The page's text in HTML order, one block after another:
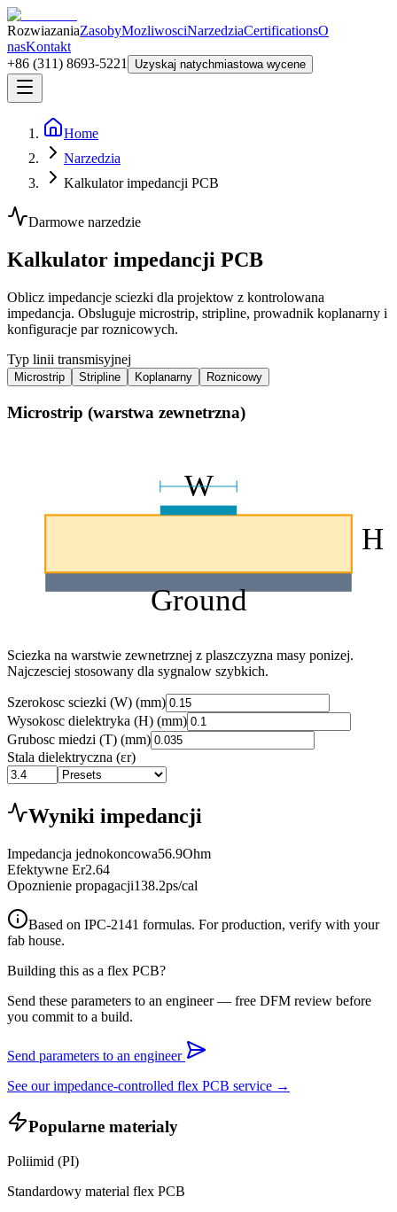
RozwiazaniaZasobyMozliwosciNarzedziaCertificationsO
nasKontakt
+86 (311) 8693-5221
Uzyskaj natychmiastowa wycene
Home
Narzedzia
Kalkulator impedancji PCB
Darmowe narzedzie
Kalkulator impedancji PCB
Oblicz impedancje sciezki dla projektow z kontrolowana
impedancja. Obsluguje microstrip, stripline, prowadnik koplanarny i
konfiguracje par roznicowych.
Typ linii transmisyjnej
Microstrip Stripline Koplanarny Roznicowy
Microstrip (warstwa zewnetrzna)
Ground
H
W
Sciezka na warstwie zewnetrznej z plaszczyzna masy ponizej.
Najczesciej stosowany dla sygnalow szybkich.
Szerokosc sciezki (W) (mm)
Wysokosc dielektryka (H) (mm)
Grubosc miedzi (T) (mm)
Stala dielektryczna (εr)
Wyniki impedancji
Impedancja jednokoncowa56.9Ohm
Efektywne Er2.64
Opoznienie propagacji138.2ps/cal
Based on IPC-2141 formulas. For production, verify with your
fab house.
Building this as a flex PCB?
Send these parameters to an engineer — free DFM review before
you commit to a build.
Send parameters to an engineer
See our impedance-controlled flex PCB service →
Popularne materialy
Poliimid (PI)
Standardowy material flex PCB